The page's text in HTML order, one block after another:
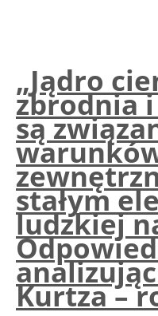
„Jądro
zbrodnia
są
stałym
ludzkiej
Kurtza –